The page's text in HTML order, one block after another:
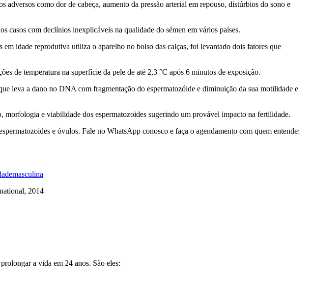
como dor de cabeça, aumento da pressão arterial em repouso, distúrbios do sono e
casos com declínios inexplicáveis na qualidade do sémen em vários países.
idade reprodutiva utiliza o aparelho no bolso das calças, foi levantado dois fatores que
de temperatura na superfície da pele de até 2,3 °C após 6 minutos de exposição.
leva a dano no DNA com fragmentação do espermatozóide e diminuição da sua motilidade e
e viabilidade dos espermatozoides sugerindo um provável impacto na fertilidade.
e óvulos. Fale no WhatsApp conosco e faça o agendamento com quem entende:
2014
a vida em 24 anos. São eles: